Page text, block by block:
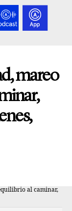
mareo
al caminar,